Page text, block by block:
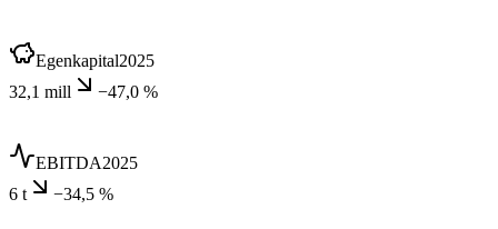
Egenkapital2025
32,1 mill
−47,0 %
EBITDA2025
6 t
−34,5 %